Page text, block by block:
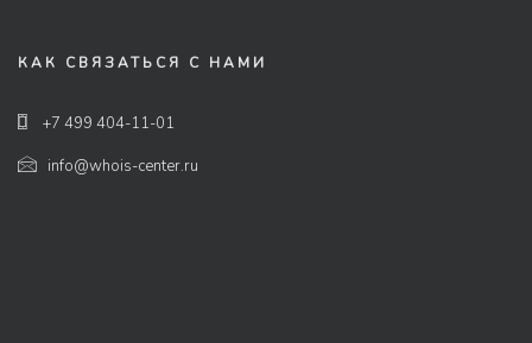
КАК СВЯЗАТЬСЯ С НАМИ
+7 499 404-11-01
info@whois-center.ru